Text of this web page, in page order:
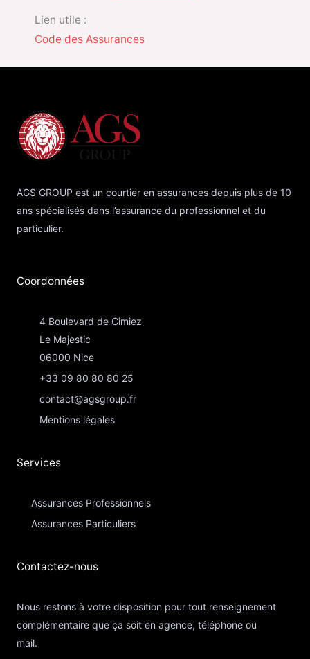
Lien utile :
Code des Assurances
AGS GROUP est un courtier en assurances depuis plus de 10
ans spécialisés dans l’assurance du professionnel et du
particulier.
Coordonnées​
4 Boulevard de Cimiez
Le Majestic
06000 Nice
+33 09 80 80 80 25
contact@agsgroup.fr
Mentions légales
Services
Assurances Professionnels
Assurances Particuliers​
Contactez-nous​
Nous restons à votre disposition pour tout renseignement
complémentaire que ça soit en agence, téléphone ou
mail.